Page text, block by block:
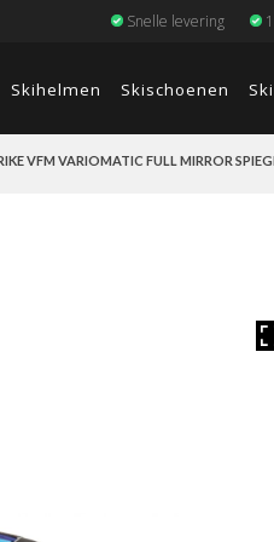
Snelle levering
Skihelmen Skischoenen
VFM VARIOMATIC FULL MIRROR